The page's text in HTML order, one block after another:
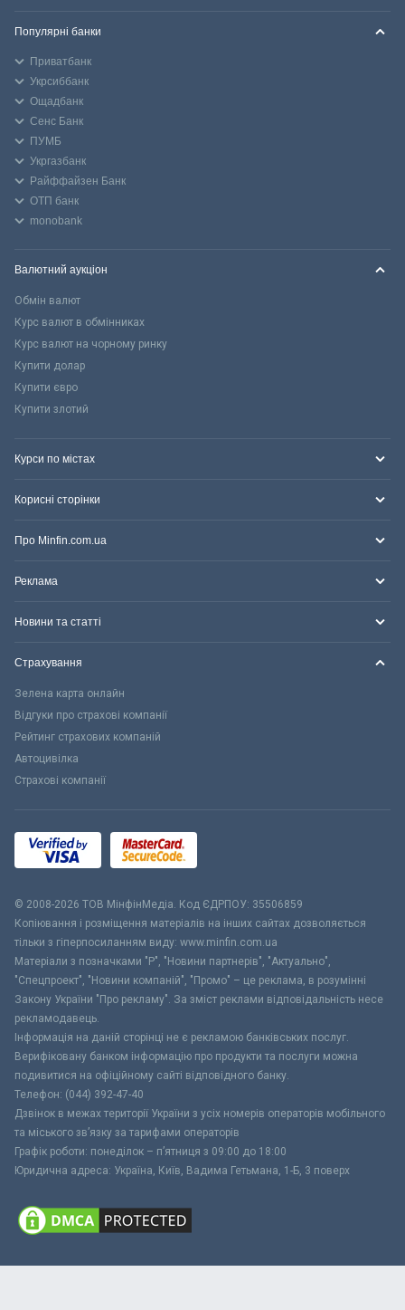
Популярні банки
Приватбанк
Укрсиббанк
Ощадбанк
Сенс Банк
ПУМБ
Укргазбанк
Райффайзен Банк
ОТП банк
monobank
Валютний аукціон
Обмін валют
Курс валют в обмінниках
Курс валют на чорному ринку
Купити долар
Купити євро
Купити злотий
Курси по містах
Корисні сторінки
Про Minfin.com.ua
Реклама
Новини та статті
Страхування
Зелена карта онлайн
Відгуки про страхові компанії
Рейтинг страхових компаній
Автоцивілка
Страхові компанії
© 2008-2026 ТОВ МiнфiнМедiа. Код ЄДРПОУ: 35506859
Копіювання і розміщення матеріалів на інших сайтах дозволяється
тільки з гіперпосиланням виду: www.minfin.com.ua
Матеріали з позначками "Р", "Новини партнерів", "Актуально",
"Спецпроект", "Новини компаній", "Промо" – це реклама, в розумінні
Закону України "Про рекламу". За зміст реклами відповідальність несе
рекламодавець.
Інформація на даній сторінці не є рекламою банківських послуг.
Верифіковану банком інформацію про продукти та послуги можна
подивитися на офіційному сайті відповідного банку.
Телефон: (044) 392-47-40
Дзвінок в межах території України з усіх номерів операторів мобільного
та міського зв’язку за тарифами операторів
Графік роботи: понеділок – п’ятниця з 09:00 до 18:00
Юридична адреса: Україна, Київ, Вадима Гетьмана, 1-Б, 3 поверх